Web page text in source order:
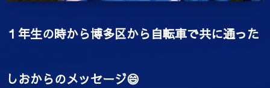
１年生の時から博多区から自転車で共に通った
しおからのメッセージ😄